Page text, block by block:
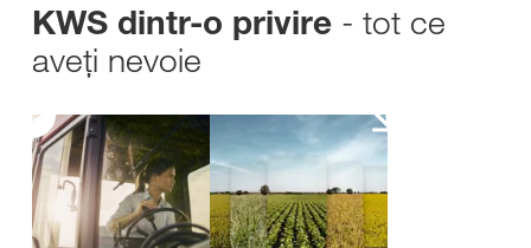
KWS dintr-o privire - tot ce
aveți nevoie